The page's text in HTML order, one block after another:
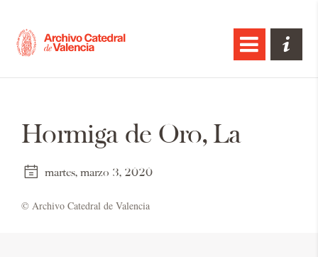
Hormiga de Oro, La
martes, marzo 3, 2020
© Ar­chi­vo Ca­te­dral de Va­len­cia